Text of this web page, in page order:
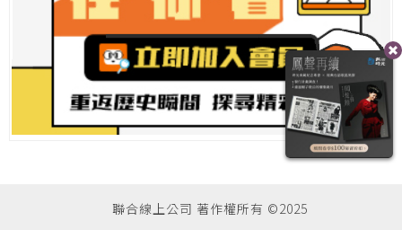
聯合線上公司 著作權所有 ©2025